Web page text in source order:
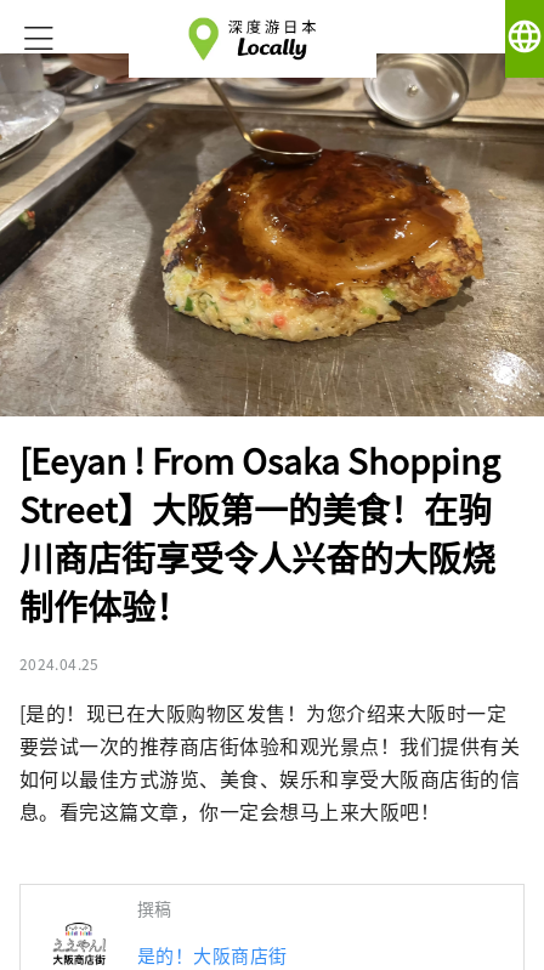
language
[Eeyan ! From Osaka Shopping
Street】大阪第一的美食！在驹
川商店街享受令人兴奋的大阪烧
制作体验！
2024.04.25
[是的！现已在大阪购物区发售！为您介绍来大阪时一定
要尝试一次的推荐商店街体验和观光景点！我们提供有关
如何以最佳方式游览、美食、娱乐和享受大阪商店街的信
息。看完这篇文章，你一定会想马上来大阪吧！
撰稿
是的！大阪商店街